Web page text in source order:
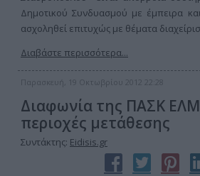
Δημοτικού Συνδυασμού με έμπειρα
ασχοληθεί επιτυχώς με θέματα
Διαβάστε περισσότερα...
Παρασκευή, 19 Οκτωβρίου 2012 22:28
Διαφωνία της ΠΑΣΚ
περιοχές μετάθεσης
Συντάκτης: Eidisis.gr